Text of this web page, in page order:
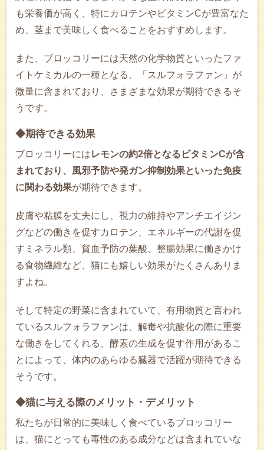
も栄養価が高く、特にカロテンやビタミンCが豊富なた
め、茎まで美味しく食べることをおすすめします。
また、ブロッコリーには天然の化学物質といったファ
イトケミカルの一種となる、「スルフォラファン」が‏
微量に含まれており、さまざまな効果が期待できるそ
うです。
◆期待できる効果
ブロッコリーにはレモンの約2倍となるビタミンCが含
まれており、風邪予防や発ガン抑制効果といった免疫
に関わる効果が期待できます。
皮膚や粘膜を丈夫にし、視力の維持やアンチエイジン
グなどの働きを促すカロテン、エネルギーの代謝を促
すミネラル類、貧血予防の葉酸、整腸効果に働きかけ
る食物繊維など、猫にも嬉しい効果がたくさんありま
すよね。
そして特定の野菜に含まれていて、有用物質と言われ
ているスルフォラファンは、解毒や抗酸化の際に重要
な働きをしてくれる、酵素の生成を促す作用があるこ
とによって、体内のあらゆる臓器で活躍が期待できる
そうです。
◆猫に与える際のメリット・デメリット
私たちが日常的に美味しく食べているブロッコリー
は、猫にとっても毒性のある成分などは含まれていな